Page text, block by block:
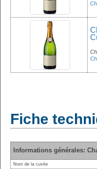
Fiche
Informations générales:
Nom de la cuvée